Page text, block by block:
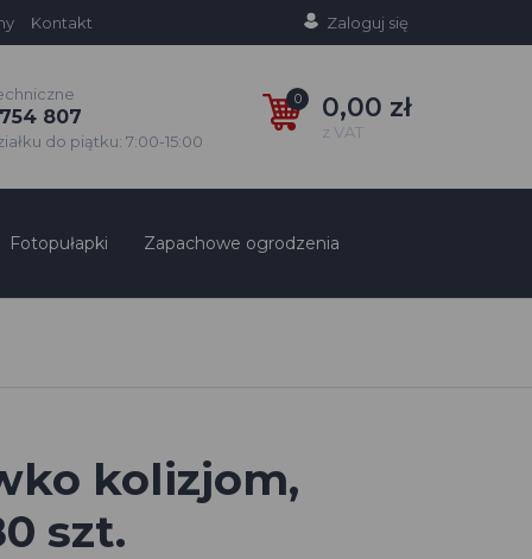
Kontakt Zaloguj się
807
do piątku: 7:00-15:00
0 0,00 zł
z VAT
Fotopułapki Zapachowe ogrodzenia
kolizjom,
szt.